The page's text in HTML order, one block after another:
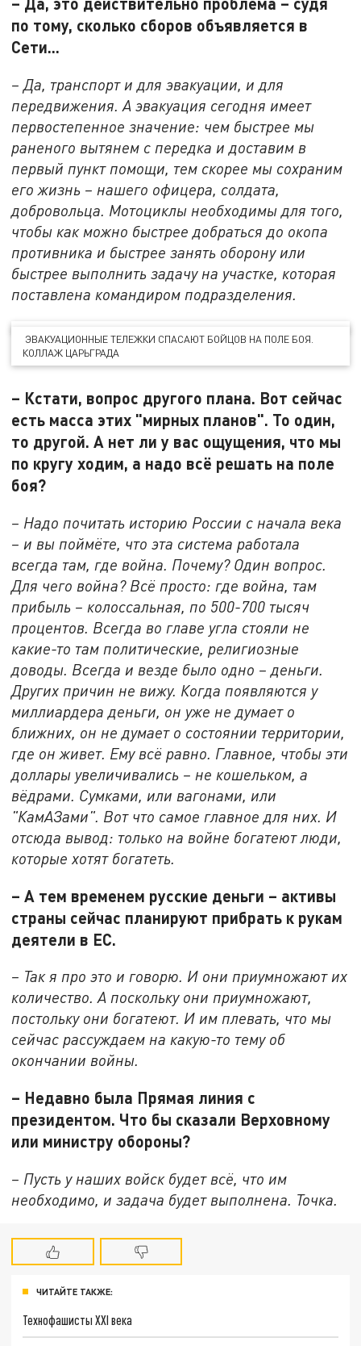
по тому, сколько сборов объявляется в
Сети...
– Да, транспорт и для эвакуации, и для
передвижения. А эвакуация сегодня имеет
первостепенное значение: чем быстрее мы
раненого вытянем с передка и доставим в
первый пункт помощи, тем скорее мы сохраним
его жизнь – нашего офицера, солдата,
добровольца. Мотоциклы необходимы для того,
чтобы как можно быстрее добраться до окопа
противника и быстрее занять оборону или
быстрее выполнить задачу на участке, которая
поставлена командиром подразделения.
ЭВАКУАЦИОННЫЕ ТЕЛЕЖКИ СПАСАЮТ БОЙЦОВ НА ПОЛЕ БОЯ.
КОЛЛАЖ ЦАРЬГРАДА
– Кстати, вопрос другого плана. Вот сейчас
есть масса этих "мирных планов". То один,
то другой. А нет ли у вас ощущения, что мы
по кругу ходим, а надо всё решать на поле
боя?
– Надо почитать историю России с начала века
– и вы поймёте, что эта система работала
всегда там, где война. Почему? Один вопрос.
Для чего война? Всё просто: где война, там
прибыль – колоссальная, по 500-700 тысяч
процентов. Всегда во главе угла стояли не
какие-то там политические, религиозные
доводы. Всегда и везде было одно – деньги.
Других причин не вижу. Когда появляются у
миллиардера деньги, он уже не думает о
ближних, он не думает о состоянии территории,
где он живет. Ему всё равно. Главное, чтобы эти
доллары увеличивались – не кошельком, а
вёдрами. Сумками, или вагонами, или
"КамАЗами". Вот что самое главное для них. И
отсюда вывод: только на войне богатеют люди,
которые хотят богатеть.
– А тем временем русские деньги – активы
страны сейчас планируют прибрать к рукам
деятели в ЕС.
– Так я про это и говорю. И они приумножают их
количество. А поскольку они приумножают,
постольку они богатеют. И им плевать, что мы
сейчас рассуждаем на какую-то тему об
окончании войны.
– Недавно была Прямая линия с
президентом. Что бы сказали Верховному
или министру обороны?
– Пусть у наших войск будет всё, что им
необходимо, и задача будет выполнена. Точка.
ЧИТАЙТЕ ТАКЖЕ:
Технофашисты XXI века